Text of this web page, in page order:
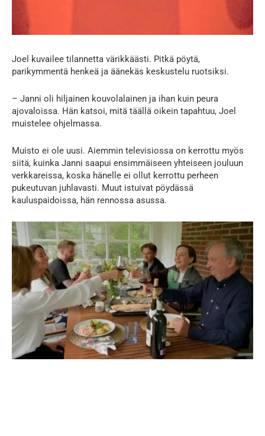
Joel kuvailee tilannetta värikkäästi. Pitkä pöytä,
parikymmentä henkeä ja äänekäs keskustelu ruotsiksi.
– Janni oli hiljainen kouvolalainen ja ihan kuin peura
ajovaloissa. Hän katsoi, mitä täällä oikein tapahtuu, Joel
muistelee ohjelmassa.
Muisto ei ole uusi. Aiemmin televisiossa on kerrottu myös
siitä, kuinka Janni saapui ensimmäiseen yhteiseen jouluun
verkkareissa, koska hänelle ei ollut kerrottu perheen
pukeutuvan juhlavasti. Muut istuivat pöydässä
kauluspaidoissa, hän rennossa asussa.